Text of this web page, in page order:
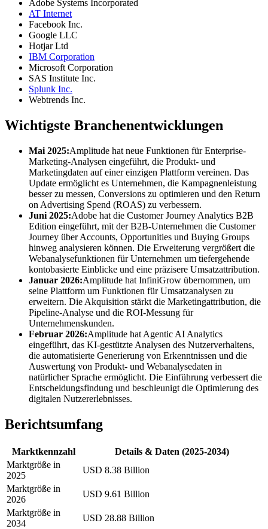
Adobe Systems Incorporated
AT Internet
Facebook Inc.
Google LLC
Hotjar Ltd
IBM Corporation
Microsoft Corporation
SAS Institute Inc.
Splunk Inc.
Webtrends Inc.
Wichtigste Branchenentwicklungen
Mai 2025:Amplitude hat neue Funktionen für Enterprise-
Marketing-Analysen eingeführt, die Produkt- und
Marketingdaten auf einer einzigen Plattform vereinen. Das
Update ermöglicht es Unternehmen, die Kampagnenleistung
besser zu messen, Conversions zu optimieren und den Return
on Advertising Spend (ROAS) zu verbessern.
Juni 2025:Adobe hat die Customer Journey Analytics B2B
Edition eingeführt, mit der B2B-Unternehmen die Customer
Journey über Accounts, Opportunities und Buying Groups
hinweg analysieren können. Die Erweiterung vergrößert die
Webanalysefunktionen für Unternehmen um tiefergehende
kontobasierte Einblicke und eine präzisere Umsatzattribution.
Januar 2026:Amplitude hat InfiniGrow übernommen, um
seine Plattform um Funktionen für Umsatzanalysen zu
erweitern. Die Akquisition stärkt die Marketingattribution, die
Pipeline-Analyse und die ROI-Messung für
Unternehmenskunden.
Februar 2026:Amplitude hat Agentic AI Analytics
eingeführt, das KI-gestützte Analysen des Nutzerverhaltens,
die automatisierte Generierung von Erkenntnissen und die
Auswertung von Produkt- und Webanalysedaten in
natürlicher Sprache ermöglicht. Die Einführung verbessert die
Entscheidungsfindung und beschleunigt die Optimierung des
digitalen Nutzererlebnisses.
Berichtsumfang
Marktkennzahl
Details & Daten (2025-2034)
Marktgröße in
2025
USD 8.38 Billion
Marktgröße in
2026
USD 9.61 Billion
Marktgröße in
2034
USD 28.88 Billion